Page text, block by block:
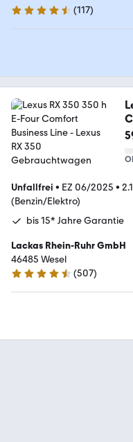
4.6 Sterne
(117)
Unfallfrei • EZ 06/2025 •
(Benzin/Elektro)
bis 15* Jahre Garantie
Lackas Rhein-Ruhr GmbH
46485 Wesel
4.6 Sterne
(507)